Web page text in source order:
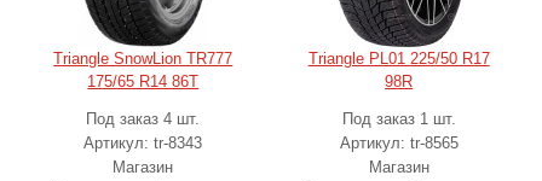
Triangle SnowLion TR777
175/65 R14 86T
Под заказ 4 шт.
Артикул: tr-8343
Магазин
Triangle PL01 225/50 R17
98R
Под заказ 1 шт.
Артикул: tr-8565
Магазин